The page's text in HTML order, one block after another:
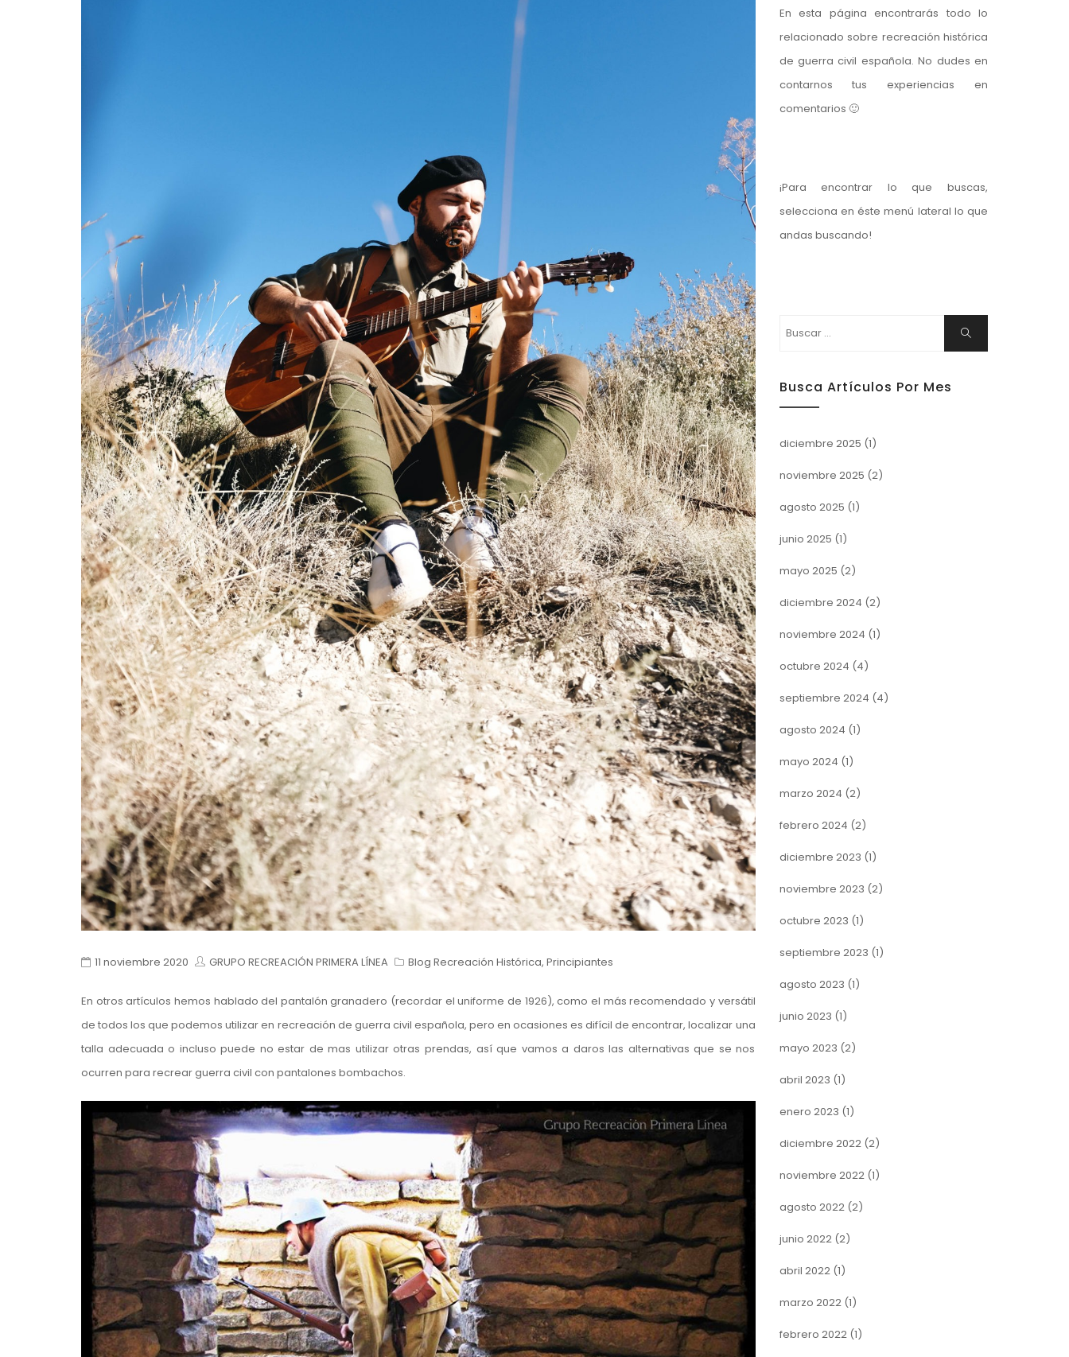
11 noviembre 2020 GRUPO RECREACIÓN PRIMERA LÍNEA Blog Recreación Histórica, Principiantes
En otros artículos hemos hablado del pantalón granadero (recordar eluniforme de 1926), como el más recomendado y versátil
de todos los que podemos utilizar en recreación de guerra civil española, pero en ocasiones es difícil de encontrar, localizar una
talla adecuada o incluso puede no estar de mas utilizar otras prendas, así que vamos a daros las alternativas que se nos
ocurren para recrear guerra civil con pantalones bombachos.
En esta página encontrarás todo lo
relacionado sobre recreación histórica
de guerra civil española. No dudes en
contarnos tus experiencias en
comentarios 🙂
¡Para encontrar lo que buscas,
selecciona en éste menú lateral lo que
andas buscando!
Buscar
Busca Artículos Por Mes
diciembre 2025 (1)
noviembre 2025 (2)
agosto 2025 (1)
junio 2025 (1)
mayo 2025 (2)
diciembre 2024 (2)
noviembre 2024 (1)
octubre 2024 (4)
septiembre 2024 (4)
agosto 2024 (1)
mayo 2024 (1)
marzo 2024 (2)
febrero 2024 (2)
diciembre 2023 (1)
noviembre 2023 (2)
octubre 2023 (1)
septiembre 2023 (1)
agosto 2023 (1)
junio 2023 (1)
mayo 2023 (2)
abril 2023 (1)
enero 2023 (1)
diciembre 2022(2)
noviembre 2022(1)
agosto 2022(2)
junio 2022(2)
abril 2022(1)
marzo 2022(1)
febrero 2022(1)